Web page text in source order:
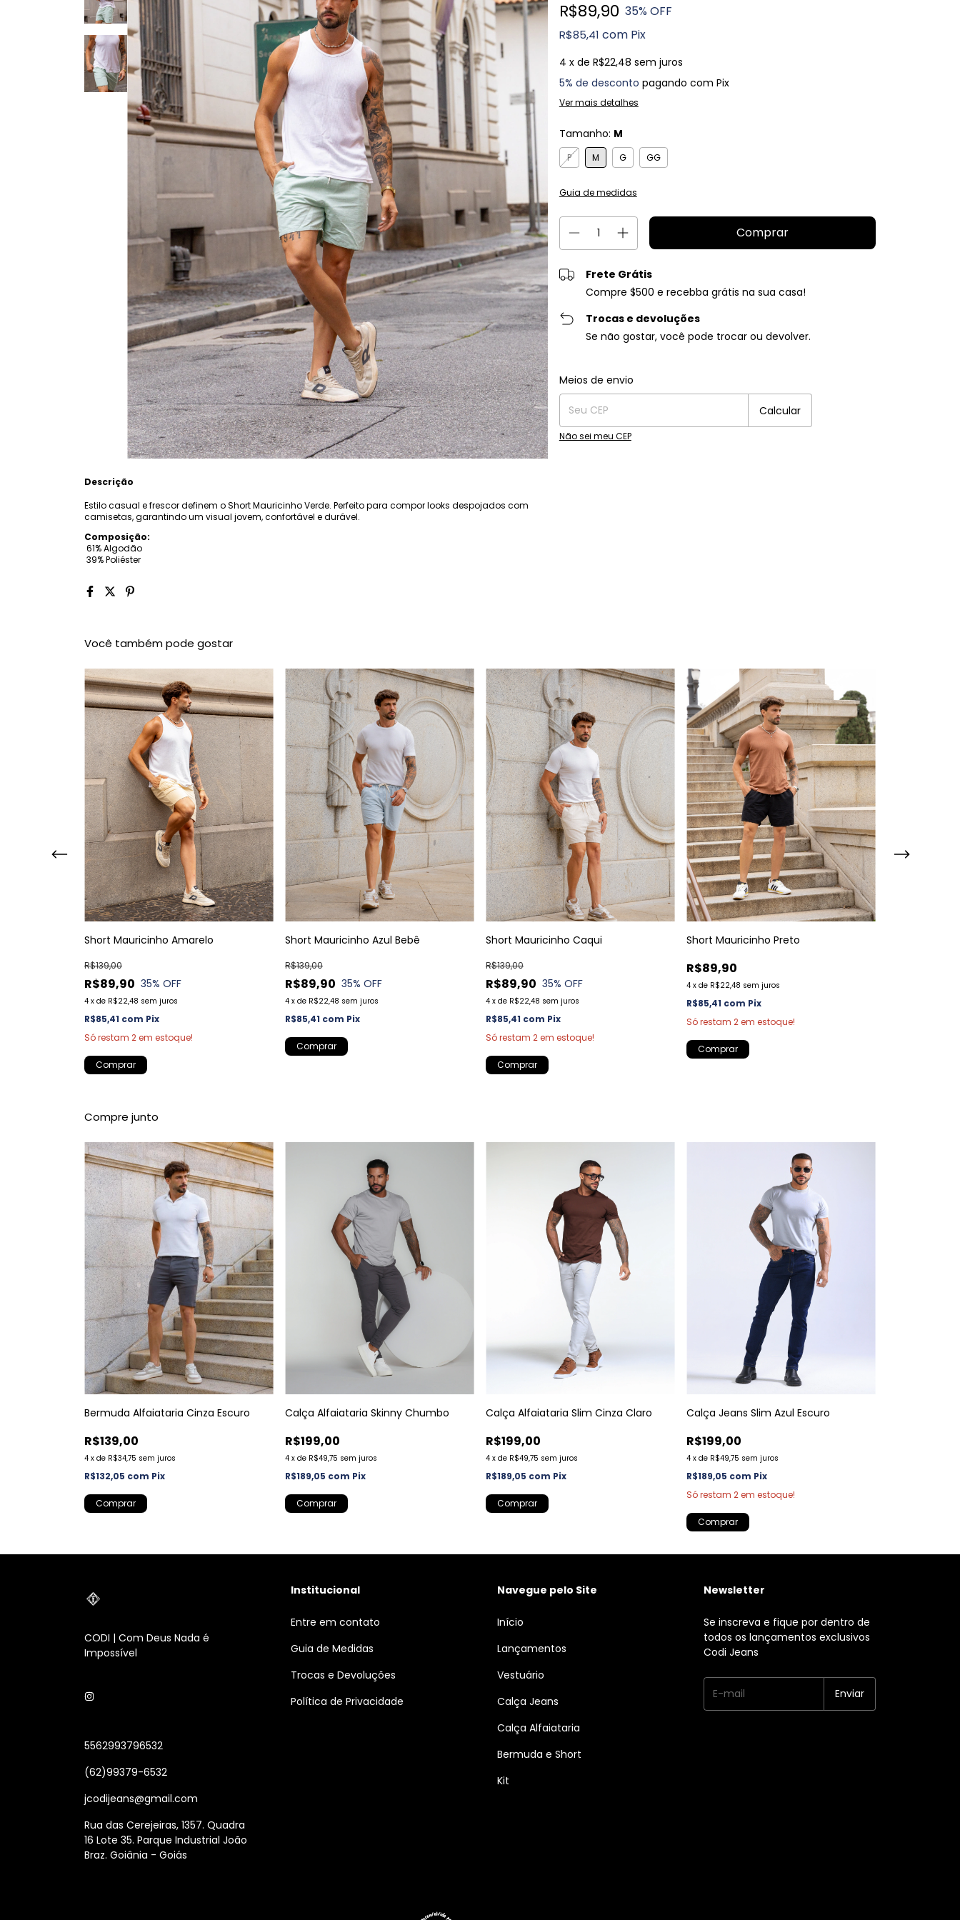
R$89,90 35% OFF
R$85,41 com Pix
4 x de R$22,48 sem juros
5% de desconto pagando com Pix
Ver mais detalhes
Tamanho: M
P M G GG
Guia de medidas
Frete Grátis
Compre $500 e recebba grátis na sua casa!
Trocas e devoluções
Se não gostar, você pode trocar ou devolver.
Entregas para o CEP:
Meios de envio
Calcular
Não sei meu CEP
Descrição
Estilo casual e frescor definem o Short Mauricinho Verde. Perfeito para compor looks despojados com
camisetas, garantindo um visual jovem, confortável e durável.
Composição:
 61% Algodão
 39% Poliéster
Você também pode gostar
Short Mauricinho Amarelo
R$89,90
R$139,00
35% OFF
4 x de R$22,48 sem juros
R$85,41 com Pix
Só restam 2em estoque!
Comprar
Short Mauricinho Azul Bebê
R$89,90
R$139,00
35% OFF
4 x de R$22,48 sem juros
R$85,41 com Pix
Comprar
Short Mauricinho Caqui
R$89,90
R$139,00
35% OFF
4 x de R$22,48 sem juros
R$85,41 com Pix
Só restam 2em estoque!
Comprar
Short Mauricinho Preto
R$89,90
4 x de R$22,48 sem juros
R$85,41 com Pix
Só restam 2em estoque!
Comprar
Compre junto
Bermuda Alfaiataria Cinza Escuro
R$139,00
4 x de R$34,75 sem juros
R$132,05 com Pix
Comprar
Calça Alfaiataria Skinny Chumbo
R$199,00
4 x de R$49,75 sem juros
R$189,05 com Pix
Comprar
Calça Alfaiataria Slim Cinza Claro
R$199,00
4 x de R$49,75 sem juros
R$189,05 com Pix
Comprar
Calça Jeans Slim Azul Escuro
R$199,00
4 x de R$49,75 sem juros
R$189,05 com Pix
Só restam 2em estoque!
Comprar
CODI | Com Deus Nada é
Impossível
5562993796532
(62)99379-6532
jcodijeans@gmail.com
Rua das Cerejeiras, 1357. Quadra
16 Lote 35. Parque Industrial João
Braz. Goiânia - Goiás
Institucional
Entre em contato
Guia de Medidas
Trocas e Devoluções
Política de Privacidade
Navegue pelo Site
Início
Lançamentos
Vestuário
Calça Jeans
Calça Alfaiataria
Bermuda e Short
Kit
Newsletter
Se inscreva e fique por dentro de
todos os lançamentos exclusivos
Codi Jeans